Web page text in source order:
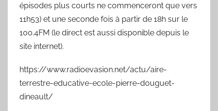
épisodes plus courts ne commenceront que vers
11h53) et une seconde fois à partir de 18h sur le
100.4FM (le direct est aussi disponible depuis le
site internet).
https://www.radioevasion.net/actu/aire-
terrestre-educative-ecole-pierre-douguet-
dineault/